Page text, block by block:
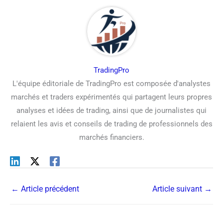
TradingPro
L'équipe éditoriale de TradingPro est composée d'analystes
marchés et traders expérimentés qui partagent leurs propres
analyses et idées de trading, ainsi que de journalistes qui
relaient les avis et conseils de trading de professionnels des
marchés financiers.
← Article précédent Article suivant →